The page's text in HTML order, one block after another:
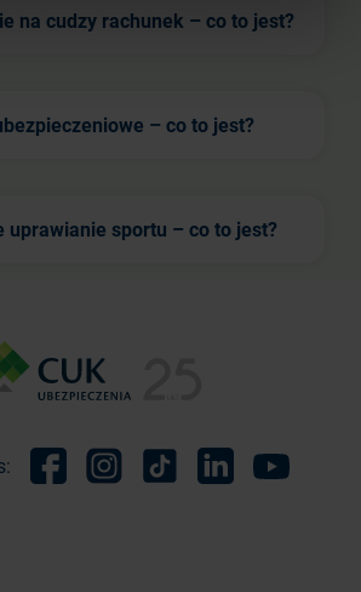
na cudzy rachunek – co to jest?
– co to jest?
uprawianie sportu – co to jest?